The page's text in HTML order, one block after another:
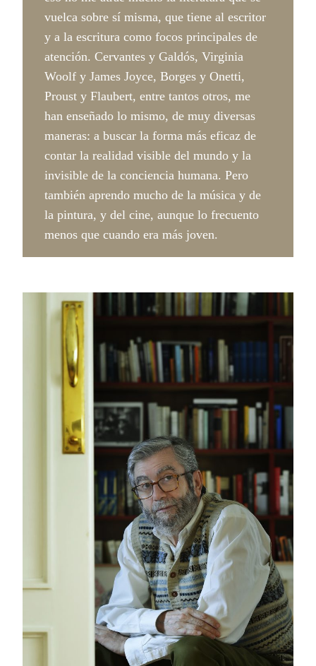
vuelca sobre sí misma, que tiene al escritor
y a la escritura como focos principales de
atención. Cervantes y Galdós, Virginia
Woolf y James Joyce, Borges y Onetti,
Proust y Flaubert, entre tantos otros, me
han enseñado lo mismo, de muy diversas
maneras: a buscar la forma más eficaz de
contar la realidad visible del mundo y la
invisible de la conciencia humana. Pero
también aprendo mucho de la música y de
la pintura, y del cine, aunque lo frecuento
menos que cuando era más joven.